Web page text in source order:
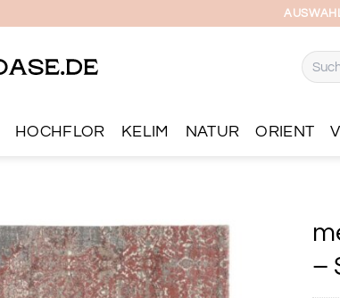
Suchen
nach:
HOCHFLOR KELIM NATUR ORIENT
–